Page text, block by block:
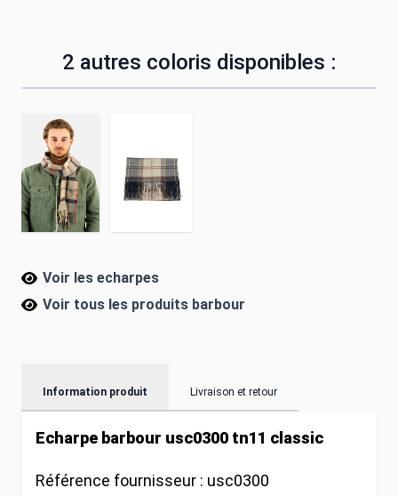
2 autres coloris disponibles :
Voir les echarpes
Voir tous les produits barbour
Information produit Livraison et retour
Echarpe barbour usc0300 tn11 classic
Référence fournisseur : usc0300